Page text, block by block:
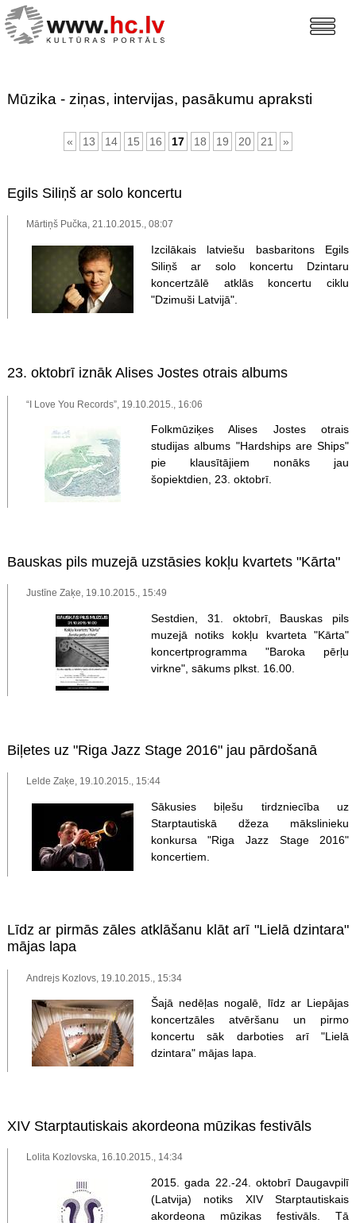
Mūzika - ziņas, intervijas, pasākumu apraksti
« 13 14 15 16 17 18 19 20 21 »
Egils Siliņš ar solo koncertu
Mārtiņš Pučka, 21.10.2015., 08:07
Izcilākais latviešu basbaritons Egils
Siliņš ar solo koncertu Dzintaru
koncertzālē atklās koncertu ciklu
"Dzimuši Latvijā".
23. oktobrī iznāk Alises Jostes otrais albums
“I Love You Records”, 19.10.2015., 16:06
Folkmūziķes Alises Jostes otrais
studijas albums "Hardships are Ships"
pie klausītājiem nonāks jau
šopiektdien, 23. oktobrī.
Bauskas pils muzejā uzstāsies kokļu kvartets "Kārta"
Justīne Zaķe, 19.10.2015., 15:49
Sestdien, 31. oktobrī, Bauskas pils
muzejā notiks kokļu kvarteta "Kārta"
koncertprogramma "Baroka pērļu
virkne", sākums plkst. 16.00.
Biļetes uz "Riga Jazz Stage 2016" jau pārdošanā
Lelde Zaķe, 19.10.2015., 15:44
Sākusies biļešu tirdzniecība uz
Starptautiskā džeza mākslinieku
konkursa "Riga Jazz Stage 2016"
koncertiem.
Līdz ar pirmās zāles atklāšanu klāt arī "Lielā dzintara"
mājas lapa
Andrejs Kozlovs, 19.10.2015., 15:34
Šajā nedēļas nogalē, līdz ar Liepājas
koncertzāles atvēršanu un pirmo
koncertu sāk darboties arī "Lielā
dzintara" mājas lapa.
XIV Starptautiskais akordeona mūzikas festivāls
Lolita Kozlovska, 16.10.2015., 14:34
2015. gada 22.-24. oktobrī Daugavpilī
(Latvija) notiks XIV Starptautiskais
akordeona mūzikas festivāls. Tā